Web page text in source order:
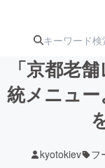
注目のリ
「京都老
統メニュ
kyotokiev フ